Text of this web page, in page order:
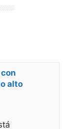
alto